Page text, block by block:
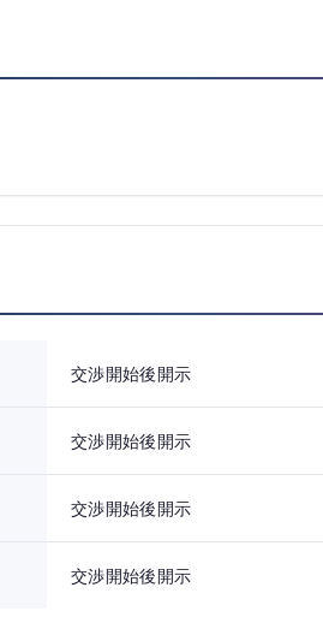
交渉開始後開示
交渉開始後開示
交渉開始後開示
交渉開始後開示